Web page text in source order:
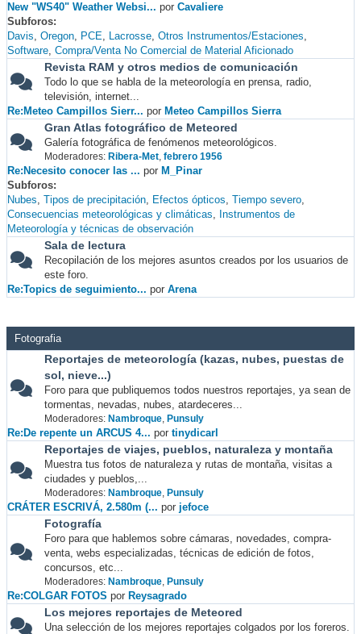
New "WS40" Weather Websi... por Cavaliere
Subforos
Davis Oregon PCE Lacrosse Otros Instrumentos/Estaciones
Software Compra/Venta No Comercial de Material Aficionado
Revista RAM y otros medios de comunicación
Todo lo que se habla de la meteorología en prensa, radio,
televisión, internet...
Re:Meteo Campillos Sierr... por Meteo Campillos Sierra
Gran Atlas fotográfico de Meteored
Galería fotográfica de fenómenos meteorológicos.
Moderadores: Ribera-Met, febrero 1956
Re:Necesito conocer las ... por M_Pinar
Subforos
Nubes Tipos de precipitación Efectos ópticos Tiempo severo
Consecuencias meteorológicas y climáticas
Instrumentos de
Meteorología y técnicas de observación
Sala de lectura
Recopilación de los mejores asuntos creados por los usuarios de
este foro.
Re:Topics de seguimiento... por Arena
Fotografia
Reportajes de meteorología (kazas, nubes, puestas de
sol, nieve...)
Foro para que publiquemos todos nuestros reportajes, ya sean de
tormentas, nevadas, nubes, atardeceres...
Moderadores: Nambroque, Punsuly
Re:De repente un ARCUS 4... por tinydicarl
Reportajes de viajes, pueblos, naturaleza y montaña
Muestra tus fotos de naturaleza y rutas de montaña, visitas a
ciudades y pueblos,...
Moderadores: Nambroque, Punsuly
CRÁTER ESCRIVÁ, 2.580m (... por jefoce
Fotografía
Foro para que hablemos sobre cámaras, novedades, compra-
venta, webs especializadas, técnicas de edición de fotos,
concursos, etc...
Moderadores: Nambroque, Punsuly
Re:COLGAR FOTOS por Reysagrado
Los mejores reportajes de Meteored
Una selección de los mejores reportajes colgados por los foreros.